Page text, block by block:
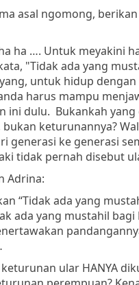
asal ngomong,
ha …. Untuk meyakini
"Tidak ada yang
untuk hidup dengan
harus mampu
ini dulu. Bukankah
bukan keturunannya?
generasi ke generasi
tidak pernah disebut
Adrina:
“Tidak ada yang
ada yang mustahil bagi
ular HANYA